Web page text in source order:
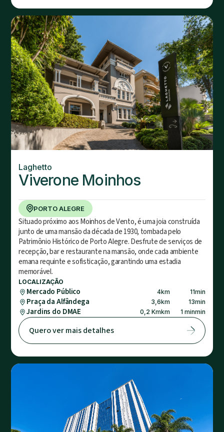
Laghetto
Viverone Moinhos
PORTO ALEGRE
Situado próximo aos Moinhos de Vento, é uma joia construída
junto de uma mansão da década de 1930, tombada pelo
Patrimônio Histórico de Porto Alegre. Desfrute de serviços de
recepção, bar e restaurante na mansão, onde cada ambiente
emana requinte e sofisticação, garantindo uma estadia
memorável.
LOCALIZAÇÃO
Mercado Público 4km 11min
Praça da Alfândega 3,6km 13min
Jardins do DMAE 0,2 Kmkm 1 minmin
Quero ver mais detalhes